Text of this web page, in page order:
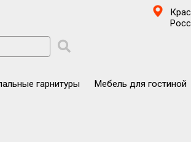
гарнитуры Мебель для гостиной